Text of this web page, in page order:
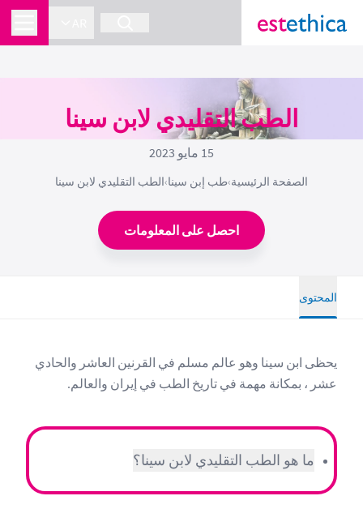
الطب التقليدي لابن سينا
15 مايو 2023
الصفحة الرئيسية›طب إبن سينا›الطب التقليدي لابن سينا
احصل على المعلومات
المحتوى
يحظى ابن سينا وهو عالم مسلم في القرنين العاشر والحادي
عشر ، بمكانة مهمة في تاريخ الطب في إيران والعالم.
ما هو الطب التقليدي لابن سينا؟